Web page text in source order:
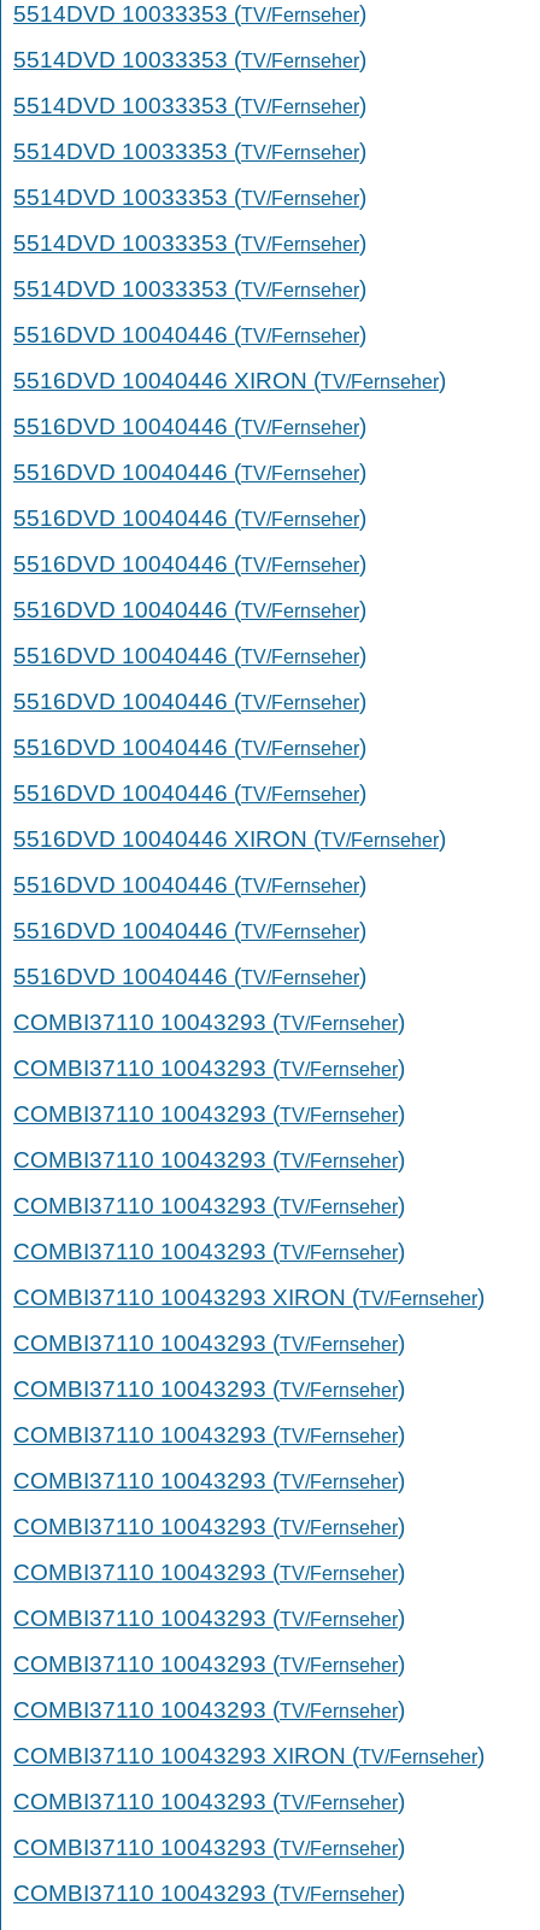
5514DVD 10033353 (TV/Fernseher)
5514DVD 10033353 (TV/Fernseher)
5514DVD 10033353 (TV/Fernseher)
5514DVD 10033353 (TV/Fernseher)
5514DVD 10033353 (TV/Fernseher)
5514DVD 10033353 (TV/Fernseher)
5514DVD 10033353 (TV/Fernseher)
5516DVD 10040446 (TV/Fernseher)
5516DVD 10040446 XIRON (TV/Fernseher)
5516DVD 10040446 (TV/Fernseher)
5516DVD 10040446 (TV/Fernseher)
5516DVD 10040446 (TV/Fernseher)
5516DVD 10040446 (TV/Fernseher)
5516DVD 10040446 (TV/Fernseher)
5516DVD 10040446 (TV/Fernseher)
5516DVD 10040446 (TV/Fernseher)
5516DVD 10040446 (TV/Fernseher)
5516DVD 10040446 (TV/Fernseher)
5516DVD 10040446 XIRON (TV/Fernseher)
5516DVD 10040446 (TV/Fernseher)
5516DVD 10040446 (TV/Fernseher)
5516DVD 10040446 (TV/Fernseher)
COMBI37110 10043293 (TV/Fernseher)
COMBI37110 10043293 (TV/Fernseher)
COMBI37110 10043293 (TV/Fernseher)
COMBI37110 10043293 (TV/Fernseher)
COMBI37110 10043293 (TV/Fernseher)
COMBI37110 10043293 (TV/Fernseher)
COMBI37110 10043293 XIRON (TV/Fernseher)
COMBI37110 10043293 (TV/Fernseher)
COMBI37110 10043293 (TV/Fernseher)
COMBI37110 10043293 (TV/Fernseher)
COMBI37110 10043293 (TV/Fernseher)
COMBI37110 10043293 (TV/Fernseher)
COMBI37110 10043293 (TV/Fernseher)
COMBI37110 10043293 (TV/Fernseher)
COMBI37110 10043293 (TV/Fernseher)
COMBI37110 10043293 (TV/Fernseher)
COMBI37110 10043293 XIRON (TV/Fernseher)
COMBI37110 10043293 (TV/Fernseher)
COMBI37110 10043293 (TV/Fernseher)
COMBI37110 10043293 (TV/Fernseher)